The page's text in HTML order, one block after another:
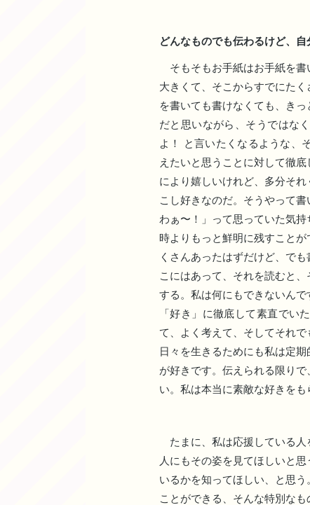
どんなものでも伝わるけど、自
そもそもお手紙はお手紙を書
大きくて、そこからすでにた
を書いても書けなくても、き
だと思いながら、そうではな
よ！ と言いたくなるような、
えたいと思うことに対して徹
により嬉しいけれど、多分そ
こし好きなのだ。そうやって
わぁ〜！」って思っていた気
時よりもっと鮮明に残すこと
くさんあったはずだけど、で
こにはあって、それを読むと
する。私は何にもできないん
「好き」に徹底して素直でい
て、よく考えて、そしてそれ
日々を生きるためにも私は定
が好きです。伝えられる限り
い。私は本当に素敵な好きをも
たまに、私は応援している人
人にもその姿を見てほしいと
いるかを知ってほしい、と思
ことができる、そんな特別な